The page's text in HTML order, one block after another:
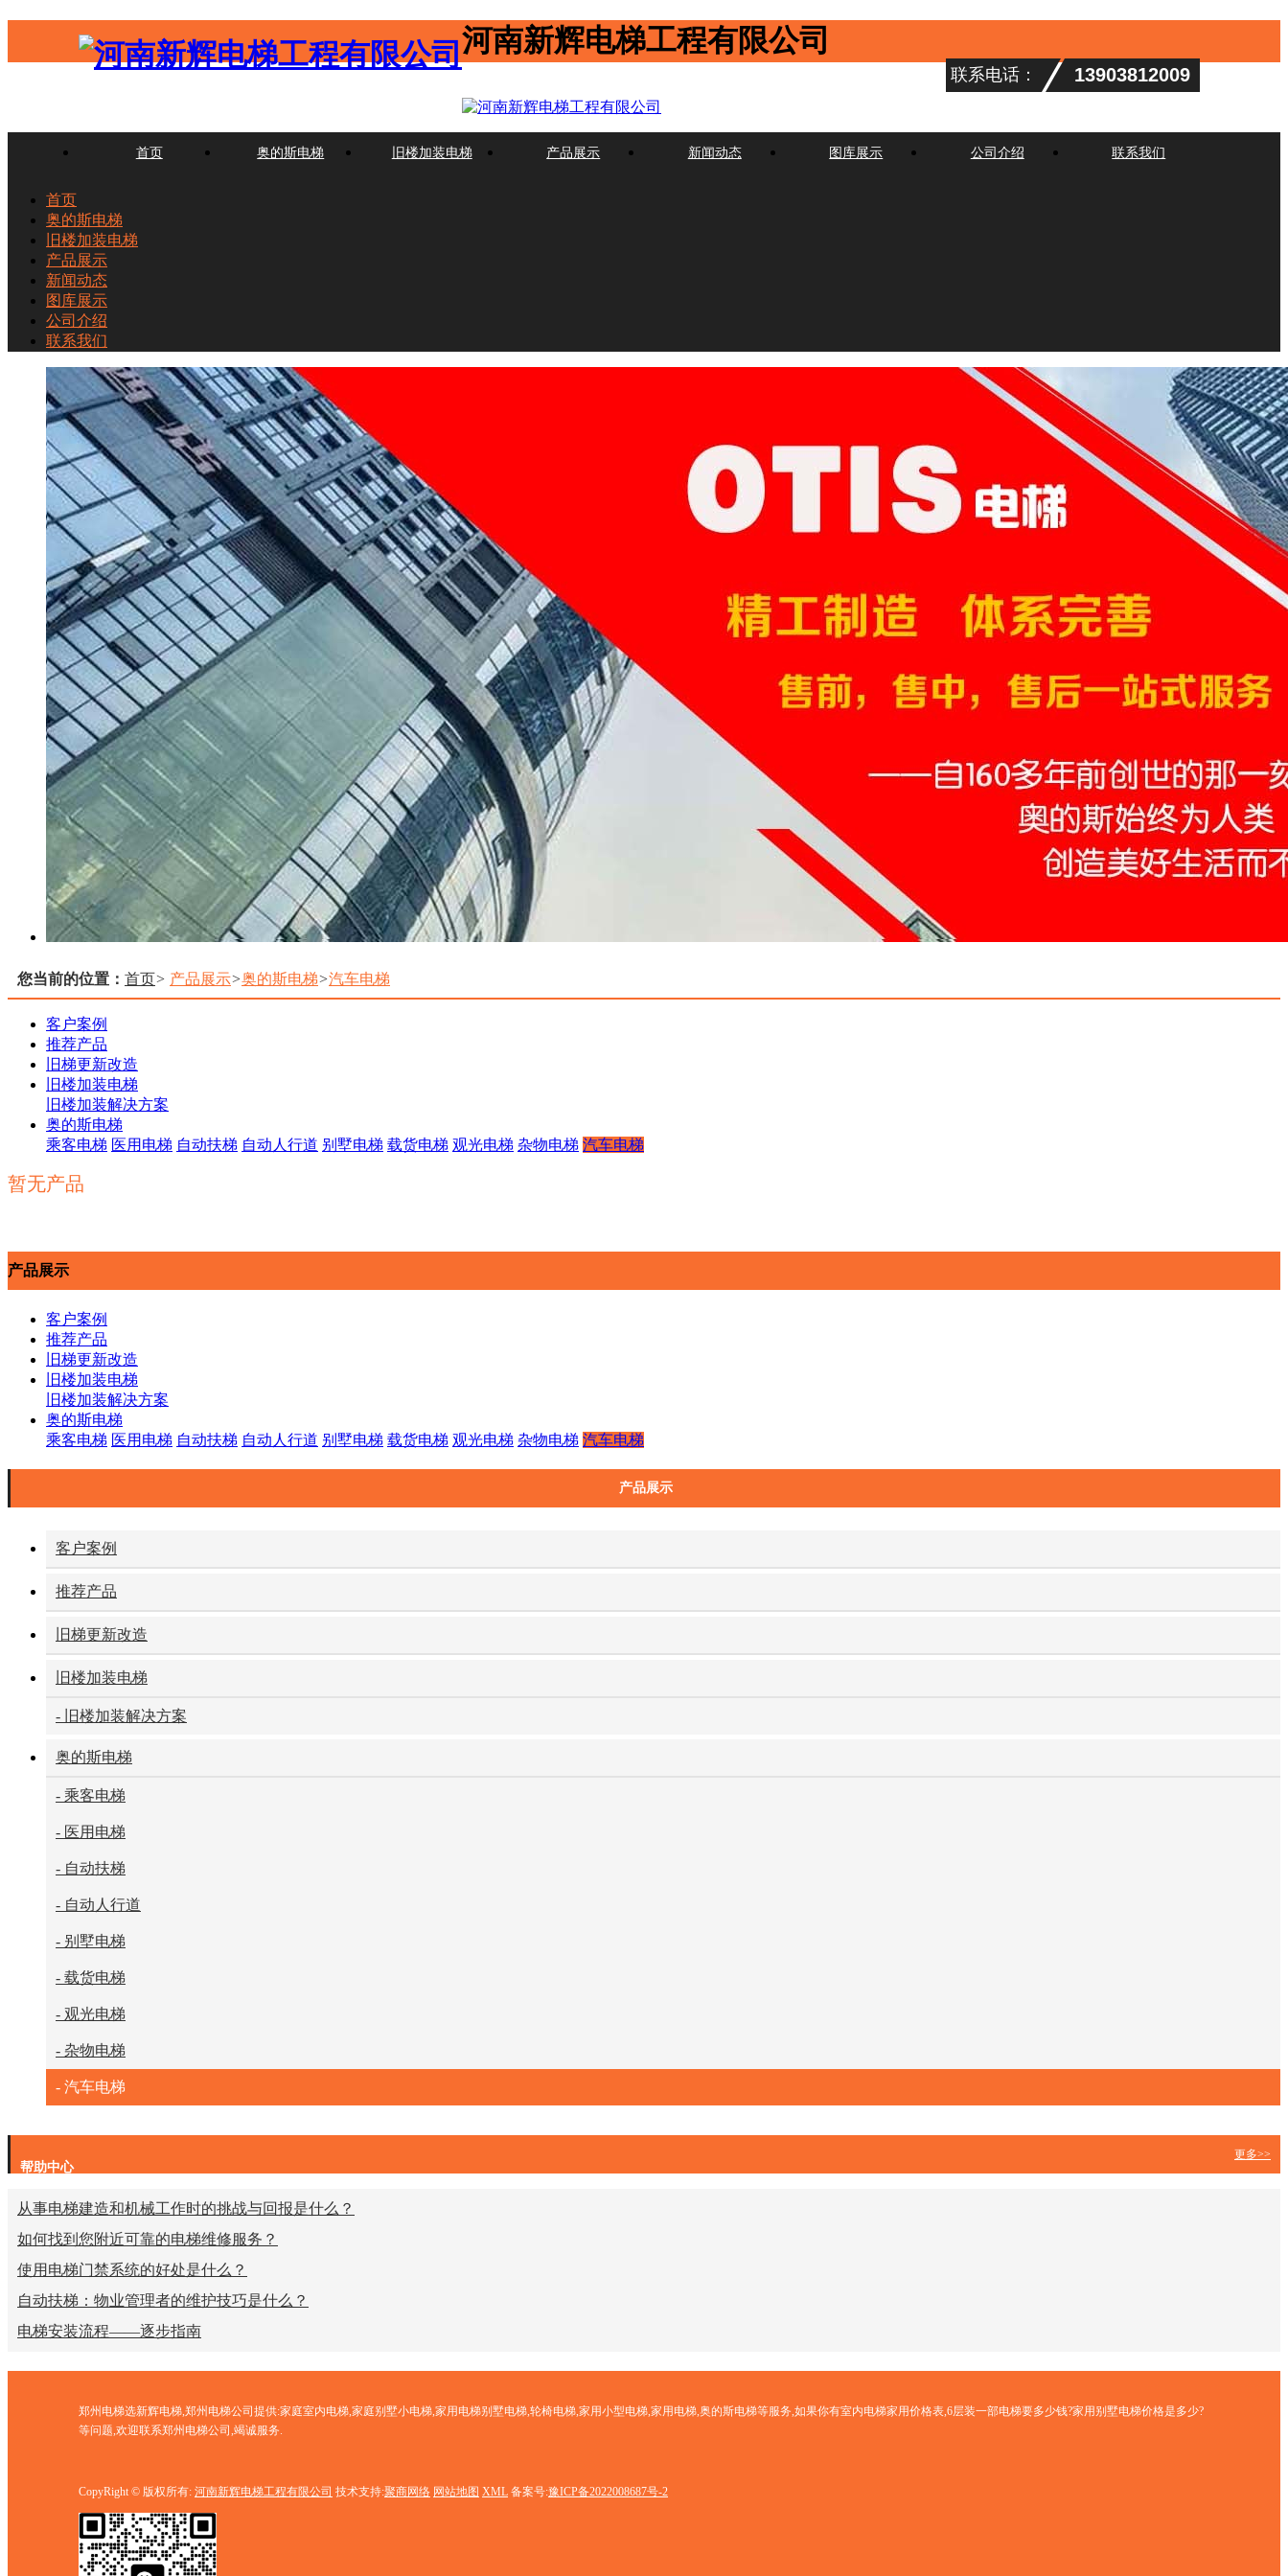
联系电话： 13903812009
河南新辉电梯工程有限公司
首页 奥的斯电梯 旧楼加装电梯 产品展示 新闻动态 图库展示 公司介绍 联系我们
首页
奥的斯电梯
旧楼加装电梯
产品展示
新闻动态
图库展示
公司介绍
联系我们
您当前的位置： 首页> 产品展示>奥的斯电梯>汽车电梯
客户案例
推荐产品
旧梯更新改造
旧楼加装电梯
旧楼加装解决方案
奥的斯电梯
乘客电梯 医用电梯 自动扶梯 自动人行道 别墅电梯 载货电梯 观光电梯 杂物电梯 汽车电梯
暂无产品
产品展示
客户案例
推荐产品
旧梯更新改造
旧楼加装电梯
旧楼加装解决方案
奥的斯电梯
乘客电梯 医用电梯 自动扶梯 自动人行道 别墅电梯 载货电梯 观光电梯 杂物电梯 汽车电梯
产品展示
客户案例
推荐产品
旧梯更新改造
旧楼加装电梯
- 旧楼加装解决方案
奥的斯电梯
- 乘客电梯
- 医用电梯
- 自动扶梯
- 自动人行道
- 别墅电梯
- 载货电梯
- 观光电梯
- 杂物电梯
- 汽车电梯
更多>>
帮助中心
从事电梯建造和机械工作时的挑战与回报是什么？
如何找到您附近可靠的电梯维修服务？
使用电梯门禁系统的好处是什么？
自动扶梯：物业管理者的维护技巧是什么？
电梯安装流程——逐步指南
郑州电梯选新辉电梯,郑州电梯公司提供:家庭室内电梯,家庭别墅小电梯,家用电梯别墅电梯,轮椅电梯,家用小型电梯,家用电梯,奥的斯电梯等服务,如果你有室内电梯家用价格表,6层装一部电梯要多少钱?家用别墅电梯价格是多少?
等问题,欢迎联系郑州电梯公司,竭诚服务.
CopyRight © 版权所有: 河南新辉电梯工程有限公司 技术支持:聚商网络 网站地图 XML 备案号:豫ICP备2022008687号-2